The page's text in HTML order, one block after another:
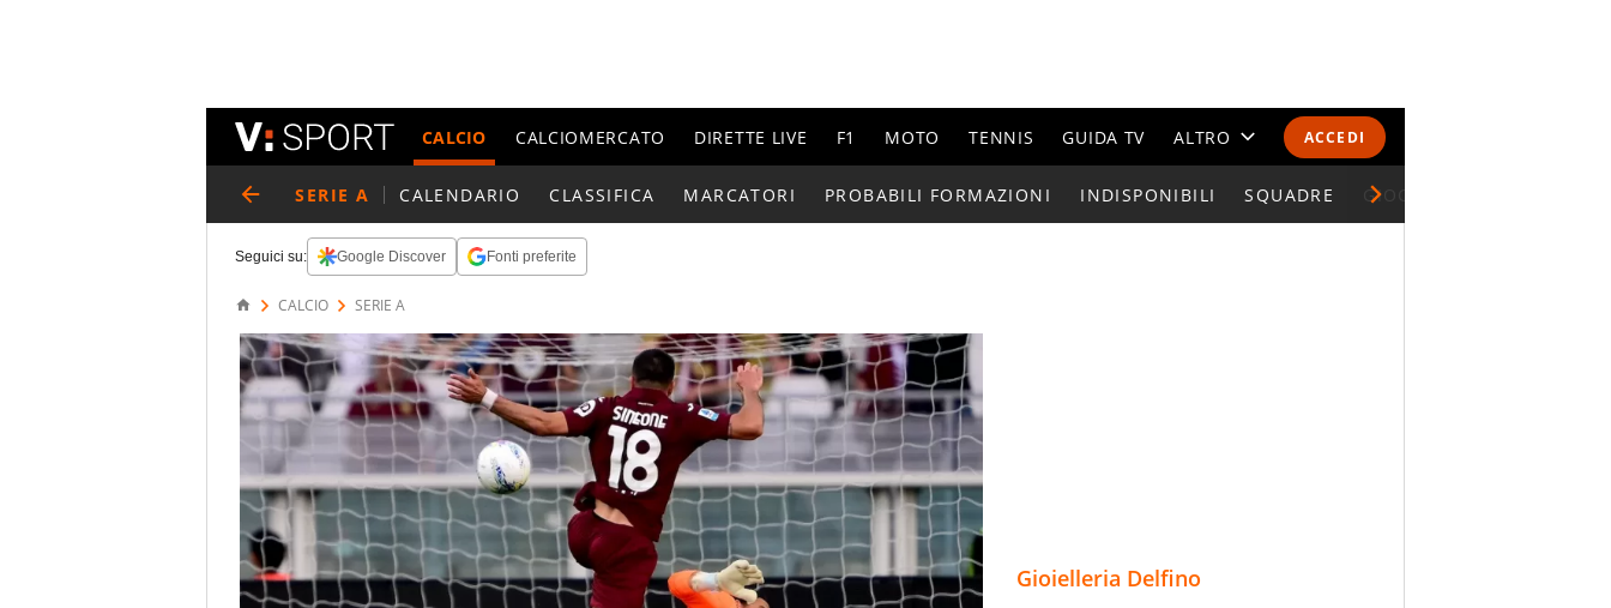
ACCEDI
CALCIO CALCIOMERCATO DIRETTE LIVE F1 MOTO TENNIS GUIDA TV ALTRO
CALENDARI E CLASSIFICHE
SERIE A CALENDARIO CLASSIFICA MARCATORI PROBABILI FORMAZIONI INDISPONIBILI SQUADRE GIOCATORI SERIE A
Seguici su: Google Discover Fonti preferite
CALCIO SERIE A
Gioielleria Delfino